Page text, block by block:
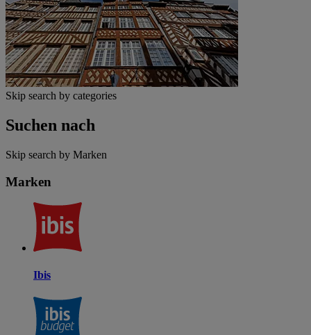
Skip search by categories
Suchen nach
Skip search by Marken
Marken
Ibis